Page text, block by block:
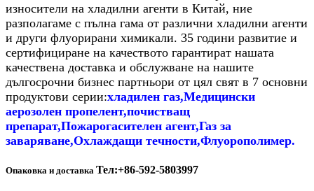
износители на хладилни агенти в Китай, ние
разполагаме с пълна гама от различни хладилни агенти
и други флуорирани химикали. 35 години развитие и
сертифициране на качеството гарантират нашата
качествена доставка и обслужване на нашите
дългосрочни бизнес партньори от цял ​​свят в 7 основни
продуктови серии:хладилен газ,Медицински
аерозолен пропелент,почистващ
препарат,Пожарогасителен агент,Газ за
заваряване,Охлаждащи течности,Флуорополимер.
Опаковка и доставка Тел:+86-592-5803997